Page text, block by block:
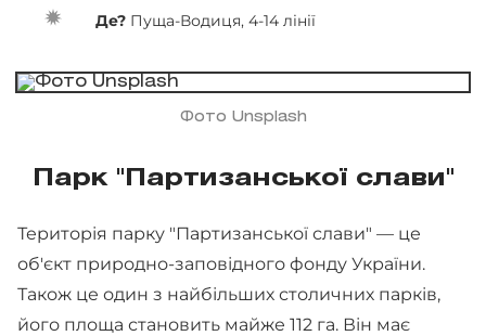
Де? Пуща-Водиця, 4-14 лінії
Фото Unsplash
Парк "Партизанської слави"
Територія парку "Партизанської слави" — це
об'єкт природно-заповідного фонду України.
Також це один з найбільших столичних парків,
його площа становить майже 112 га. Він має